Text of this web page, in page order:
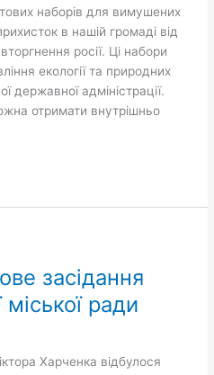
наборів для вимушених
в нашій громаді від
росії. Ці набори
екології та природних
державної адміністрації.
отримати внутрішньо
засідання
міської ради
Харченка відбулося